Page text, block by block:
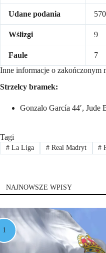
Udane podania 570
Wślizgi 9
Faule 7
Inne informacje o zakończonym
Strzelcy bramek:
Gonzalo García 44′, Jude
Tagi
#La Liga #Real Madryt #
NAJNOWSZE WPISY